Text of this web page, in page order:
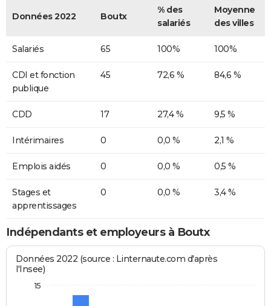
Données 2022 Boutx
% des
salariés
Moyenne
des villes
Salariés 65 100% 100%
CDI et fonction
publique
45 72,6 % 84,6 %
CDD 17 27,4 % 9,5 %
Intérimaires 0 0,0 % 2,1 %
Emplois aidés 0 0,0 % 0,5 %
Stages et
apprentissages
0 0,0 % 3,4 %
Indépendants et employeurs à Boutx
Données 2022 (source : Linternaute.com d'après
l'Insee)
15